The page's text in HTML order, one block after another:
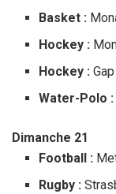
Basket :
Hockey :
Hockey :
Water-Polo :
Dimanche 21
Football :
Rugby :